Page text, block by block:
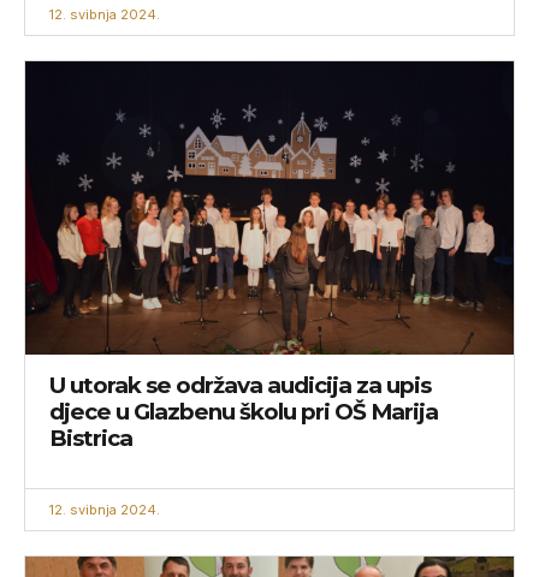
12. svibnja 2024.
U utorak se održava audicija za upis
djece u Glazbenu školu pri OŠ Marija
Bistrica
12. svibnja 2024.